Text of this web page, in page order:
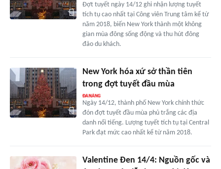
Đợt tuyết ngày 14/12 ghi nhận lượng tuyết
tích tụ cao nhất tại Công viên Trung tâm kể từ
năm 2018, biến New York thành một không
gian mùa đông sống động và thu hút đông
đảo du khách.
New York hóa xứ sở thần tiên
trong đợt tuyết đầu mùa
Ngày 14/12, thành phố New York chính thức
đón đợt tuyết đầu mùa phủ trắng các địa
danh nổi tiếng. Lượng tuyết tích tụ tại Central
Park đạt mức cao nhất kể từ năm 2018.
Valentine Đen 14/4: Nguồn gốc và